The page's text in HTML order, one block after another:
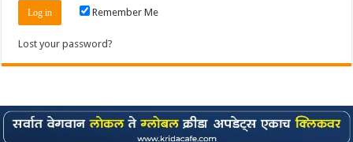
Remember Me
Lost your password?